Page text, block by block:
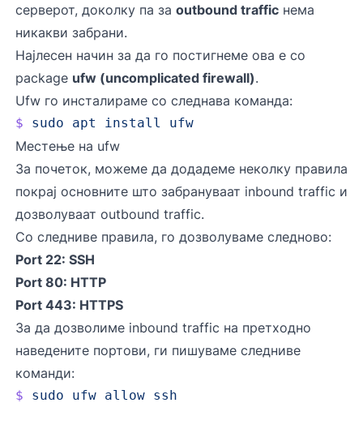
серверот, доколку па за outbound trafficнема
никакви забрани.
Најлесен начин за да го постигнеме ова е со
package ufw (uncomplicated firewall).
Ufw го инсталираме со следнава команда:
$ sudo apt install ufw
Местење на ufw
За почеток, можеме да додадеме неколку правила
покрај основните што забрануваат inbound traffic и
дозволуваат outbound traffic.
Со следниве правила, го дозволуваме следново:
Port 22: SSH
Port 80: HTTP
Port 443: HTTPS
За да дозволиме inbound traffic на претходно
наведените портови, ги пишуваме следниве
команди:
$ sudo ufw allow ssh